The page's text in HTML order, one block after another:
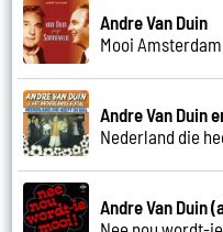
Andre Van Duin
Mooi Amsterdam
Andre Van Duin
Nederland die
Andre Van Duin